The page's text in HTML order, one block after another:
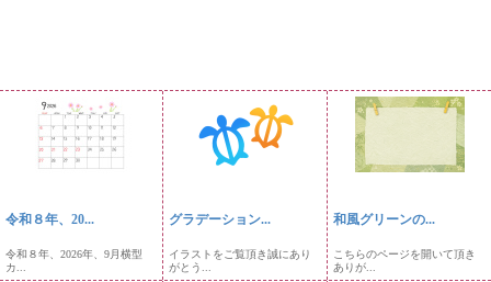
令和８年、20...
令和８年、2026年、9月横型
カ...
グラデーション...
イラストをご覧頂き誠にあり
がとう...
和風グリーンの...
こちらのページを開いて頂き
ありが...